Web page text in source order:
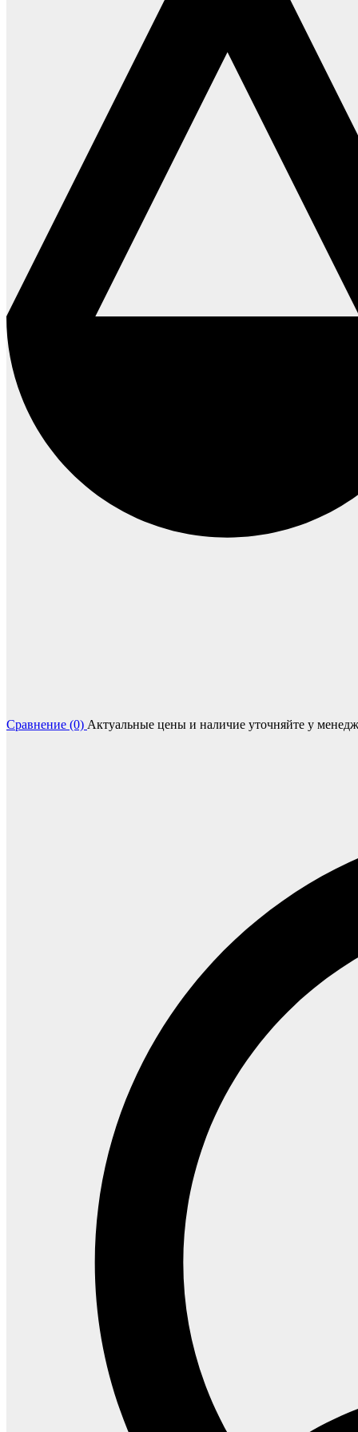
Сравнение (0) Актуальные цены и наличие уточняйте у